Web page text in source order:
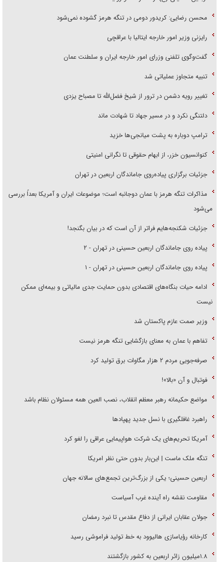
محسن رضایی: کریدور دومی در تنگه هرمز گشوده نمی‌شود
رایزنی وزیر امور خارجه ایتالیا با عراقچی
گفت‌وگوی تلفنی وزرای امور خارجه ایران و سلطنت عمان
تنبیه متجاوز عملیاتی شد
تغییر رویه دشمن در ترور از شیخ فضل‌الله تا مصباح یزدی
دلتنگی نکرد و در مسیر جهاد تا شهادت ماند
ترامپ دوباره به پشت میانجی‌ها خزید
کنوانسیون خزر، از ابهام حقوقی تا نگرانی امنیتی
جزئیات برگزاری پیاده‌روی جاماندگان اربعین در تهران
مذاکرات تنگه هرمز با عمان دوجانبه است؛ موضوعات ایران و آمریکا بعداً بررسی
می‌شود
جزئیات شکنجه‌هایم فراتر از آن است که در بیان بگنجد!
پیاده روی جاماندگان اربعین حسینی در تهران - ۲
پیاده روی جاماندگان اربعین حسینی در تهران - ۱
ادامه حیات بنگاه‌های اقتصادی بدون حمایت جدی مالیاتی و بیمه‌ای ممکن
نیست
وزیر صمت عازم پاکستان شد
تفاهم با عمان به معنای بازگشایی تنگه هرمز نیست
صرفه‌جویی مردم ۲ هزار مگاوات برق تولید کرد
فوتبال و آن «بالا»!
مواضع حکیمانه رهبر معظم انقلاب، نصب العین همه مسئولان نظام باشد
راهبرد غافلگیری با نسل جدید پهپاد‌ها
آمریکا تحریم‌های یک شرکت هواپیمایی عراقی را لغو کرد
تنگه ملک ماست | این‌بار بدون حتی نظر امریکا
اربعین حسینی؛ یکی از بزرگ‌ترین تجمع‌های سالانه جهان
مقاومت نقشه راه آینده غرب آسیاست
جولان عقابان ایرانی از دفاع مقدس تا نبرد رمضان
کارخانه رؤیاسازی هالیوود به خط تولید فراموشی رسید
۱.۸میلیون زائر اربعین به کشور بازگشتند